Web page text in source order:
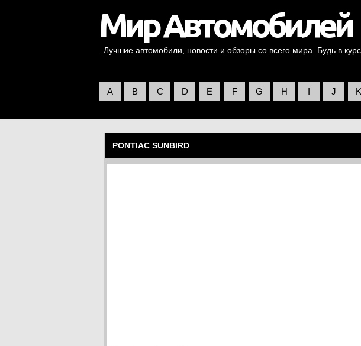
Лучшие автомобили, новости и обзоры со всего мира. Будь в
A B C D E F G H I J K
PONTIAC SUNBIRD